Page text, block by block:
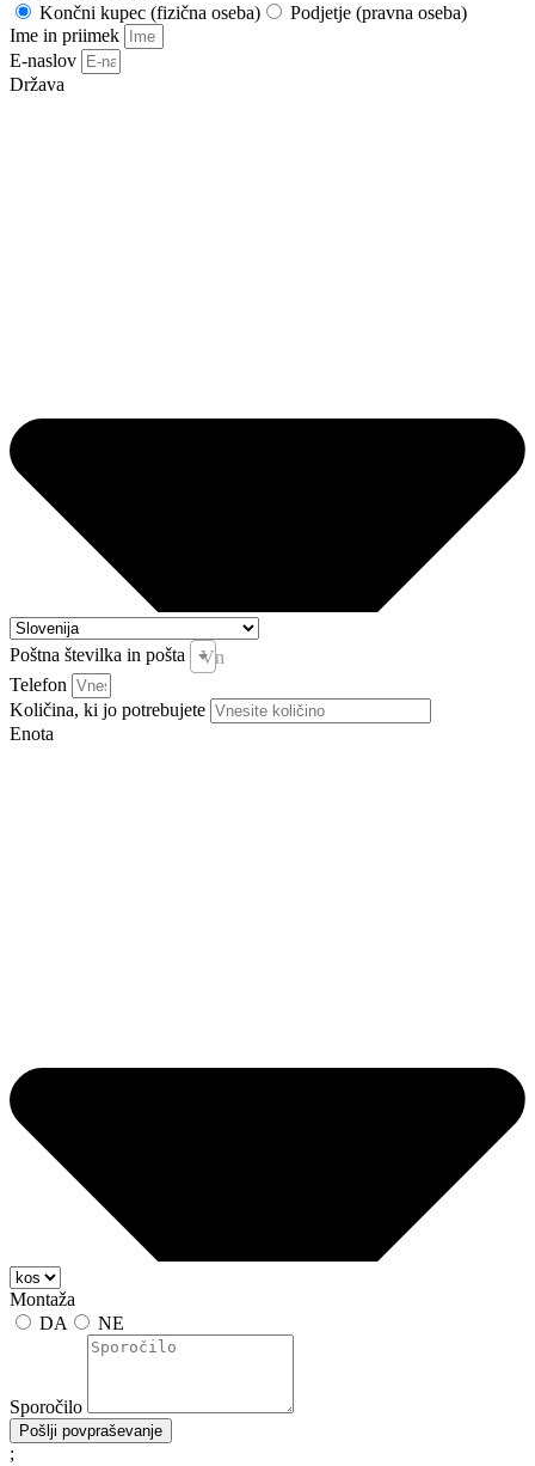
Končni kupec (fizična oseba)
Podjetje (pravna oseba)
Ime in priimek
E-naslov
Država
Poštna številka in pošta
Vnesite pošto in kraj *
Telefon
Količina, ki jo potrebujete
Enota
Montaža
DA
NE
Sporočilo
Pošlji povpraševanje
;